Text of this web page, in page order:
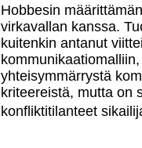
Hobbesin
virkavallan kanssa.
kuitenkin antanut
yhteisymmärrystä
kriteereistä, mutta on
konfliktitilanteet